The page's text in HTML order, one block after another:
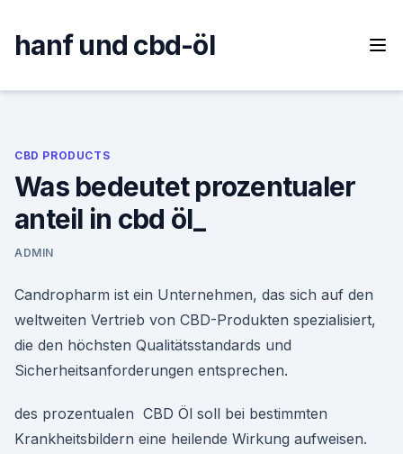
content
hanf und cbd-öl
CBD PRODUCTS
Was bedeutet prozentualer
anteil in cbd öl_
ADMIN
Candropharm ist ein Unternehmen, das sich auf den
weltweiten Vertrieb von CBD-Produkten spezialisiert,
die den höchsten Qualitätsstandards und
Sicherheitsanforderungen entsprechen.
des prozentualen CBD Öl soll bei bestimmten
Krankheitsbildern eine heilende Wirkung aufweisen.